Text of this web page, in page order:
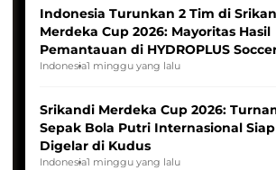
Indonesia Turunkan 2 Tim di
Merdeka Cup 2026: Mayoritas Hasil
Pemantauan di HYDROPLUS
League
Indonesia1 minggu yang lalu
Srikandi Merdeka Cup 2026:
Sepak Bola Putri Internasional Siap
Digelar di Kudus
Indonesia1 minggu yang lalu